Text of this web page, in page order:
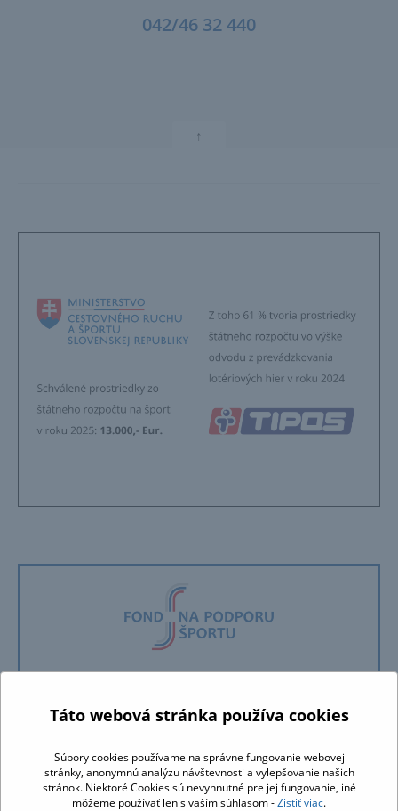
042/46 32 440
↑
Táto webová stránka používa cookies
Súbory cookies používame na správne fungovanie webovej
stránky, anonymnú analýzu návštevnosti a vylepšovanie našich
stránok. Niektoré Cookies sú nevyhnutné pre jej fungovanie, iné
môžeme používať len s vaším súhlasom -Zistiť viac.